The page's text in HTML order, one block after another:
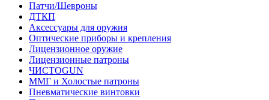
Патчи/Шевроны
ДТКП
Аксессуары для оружия
Оптические приборы и крепления
Лицензионное оружие
Лицензионные патроны
ЧИСТОGUN
ММГ и Холостые патроны
Пневматические винтовки